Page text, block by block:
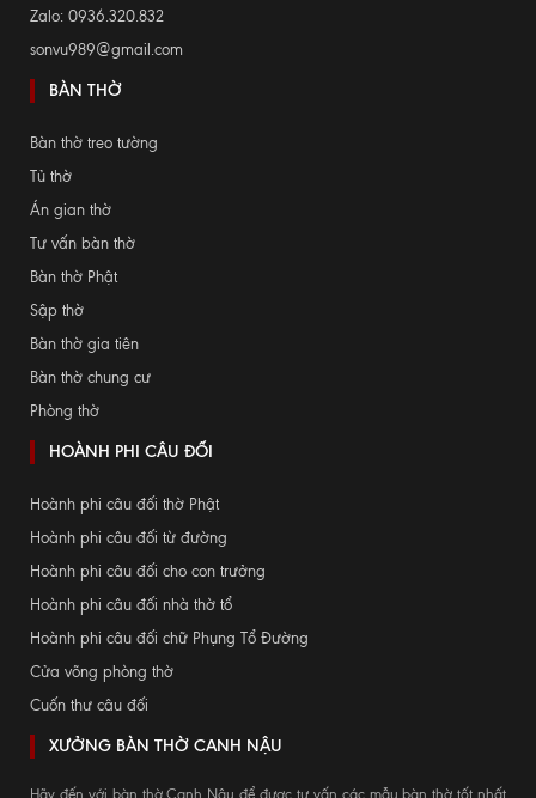
Zalo: 0936.320.832
sonvu989@gmail.com
BÀN THỜ
Bàn thờ treo tường
Tủ thờ
Án gian thờ
Tư vấn bàn thờ
Bàn thờ Phật
Sập thờ
Bàn thờ gia tiên
Bàn thờ chung cư
Phòng thờ
HOÀNH PHI CÂU ĐỐI
Hoành phi câu đối thờ Phật
Hoành phi câu đối từ đường
Hoành phi câu đối cho con trưởng
Hoành phi câu đối nhà thờ tổ
Hoành phi câu đối chữ Phụng Tổ Đường
Cửa võng phòng thờ
Cuốn thư câu đối
XƯỞNG BÀN THỜ CANH NẬU
Hãy đến với bàn thờ Canh Nậu để được tư vấn các mẫu bàn thờ tốt nhất